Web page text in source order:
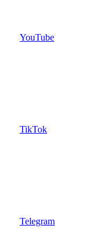
YouTube
TikTok
Telegram